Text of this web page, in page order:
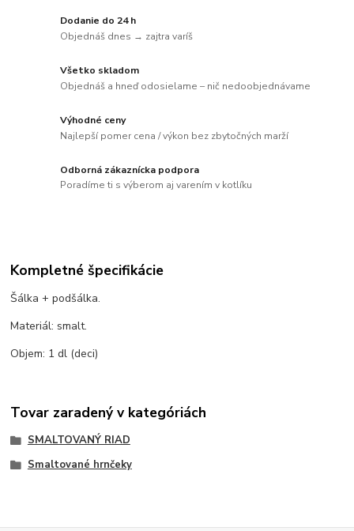
Dodanie do 24 h
Objednáš dnes → zajtra varíš
Všetko skladom
Objednáš a hneď odosielame – nič nedoobjednávame
Výhodné ceny
Najlepší pomer cena / výkon bez zbytočných marží
Odborná zákaznícka podpora
Poradíme ti s výberom aj varením v kotlíku
Kompletné špecifikácie
Šálka + podšálka.
Materiál: smalt.
Objem: 1 dl (deci)
Tovar zaradený v kategóriách
SMALTOVANÝ RIAD
Smaltované hrnčeky